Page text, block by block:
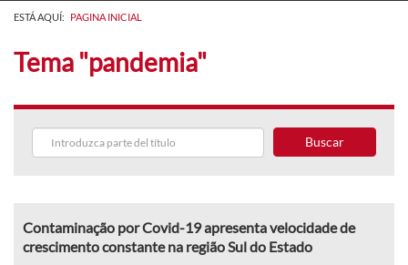
ESTÁ AQUÍ: PAGINA INICIAL
Tema "pandemia"
Buscar
Contaminação por Covid-19 apresenta velocidade de
crescimento constante na região Sul do Estado